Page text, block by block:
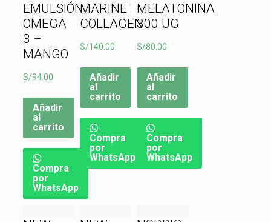
EMULSIÓN
OMEGA
3 –
MANGO
S/94.00
Añadir
al
carrito
Compra
por
WhatsApp
MARINE
COLLAGEN
S/140.00
Añadir
al
carrito
Compra
por
WhatsApp
MELATONINA
300 UG
S/80.00
Añadir
al
carrito
Compra
por
WhatsApp